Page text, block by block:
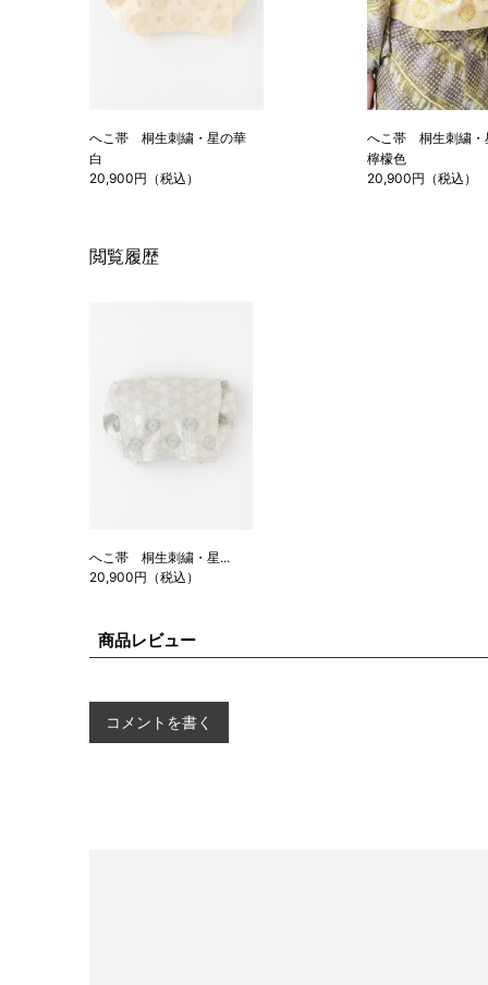
へこ帯 桐生刺繍・星の華
白
20,900円（税込）
へこ帯 桐生刺繍
檸檬色
20,900円（税込）
閲覧履歴
へこ帯 桐生刺繍・星...
20,900円（税込）
商品レビュー
コメントを書く